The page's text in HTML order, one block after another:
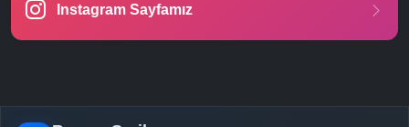
Instagram Sayfamız